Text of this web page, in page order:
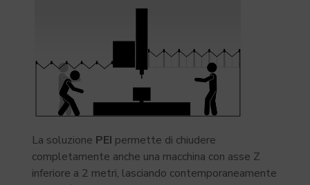
La soluzione PEI permette di chiudere
completamente anche una macchina con asse Z
inferiore a 2 metri, lasciando contemporaneamente